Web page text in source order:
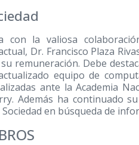
con la valiosa
Dr. Francisco Plaza
remuneración. Debe
equipo de
ante la Academia
Además ha continuado
en búsqueda de